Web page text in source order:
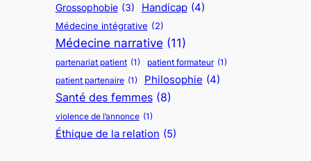
Grossophobie (3) Handicap (4)
Médecine intégrative (2)
Médecine narrative (11)
partenariat patient (1) patient formateur (1)
patient partenaire (1) Philosophie (4)
Santé des femmes (8)
violence de l’annonce (1)
Éthique de la relation (5)